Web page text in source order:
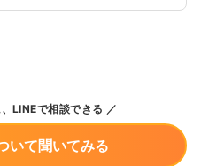
LINEで相談できる
いて聞いてみる